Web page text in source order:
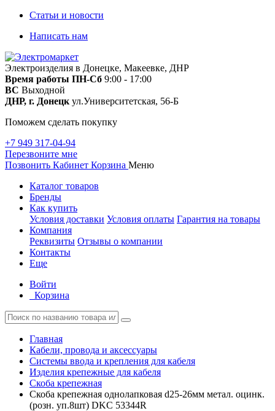
Статьи и новости
Написать нам
Электроизделия в Донецке, Макеевке, ДНР
Время работы ПН-Сб 9:00 - 17:00
ВС Выходной
ДНР, г. Донецк ул.Университетская, 56-Б
Поможем сделать покупку
+7 949 317-04-94
Перезвоните мне
Позвонить Кабинет Корзина Меню
Каталог товаров
Бренды
Как купить
Условия доставки Условия оплаты Гарантия на товары
Компания
Реквизиты Отзывы о компании
Контакты
Еще
Войти
Корзина
Главная
Кабели, провода и аксессуары
Системы ввода и крепления для кабеля
Изделия крепежные для кабеля
Скоба крепежная
Скоба крепежная однолапковая d25-26мм метал. оцинк.
(розн. уп.8шт) DKC 53344R